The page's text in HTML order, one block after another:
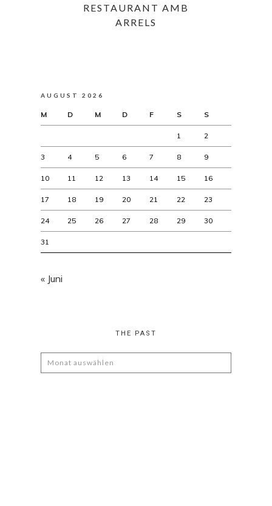
RESTAURANT AMB
ARRELS
AUGUST 2026
M D M D F S S
1 2
3 4 5 6 7 8 9
10 11 12 13 14 15 16
17 18 19 20 21 22 23
24 25 26 27 28 29 30
31
« Juni
THE PAST
The
Past